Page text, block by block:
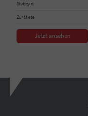
Stuttgart
Zur Miete
Jetzt ansehen